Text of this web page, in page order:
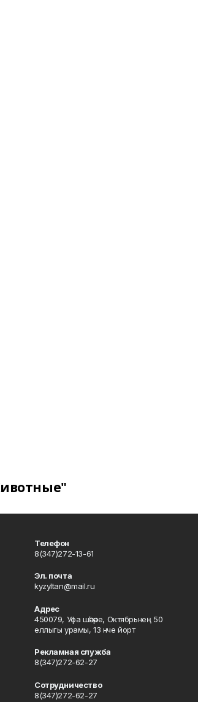
Телефон
8(347)272-13-61
Эл. почта
kyzyltan@mail.ru
Адрес
450079, Уфа шәһәре, Октябрьнең 50
еллыгы урамы, 13 нче йорт
Рекламная служба
8(347)272-62-27
Сотрудничество
8(347)272-62-27